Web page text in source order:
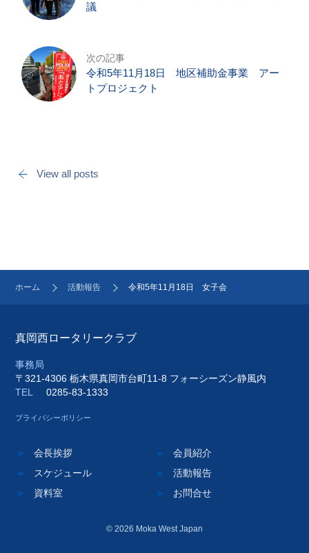
議
次の記事
令和5年11月18日 地区補助金事業 アー
トプロジェクト
View all posts
ホーム 活動報告 令和5年11月18日 女子会
真岡西ロータリークラブ
事務局
〒321-4306 栃木県真岡市台町11-8 フォーシーズン静風内
TEL
0285-83-1333
プライバシーポリシー
会長挨拶
会員紹介
スケジュール
活動報告
資料室
お問合せ
© 2026 Moka West Japan